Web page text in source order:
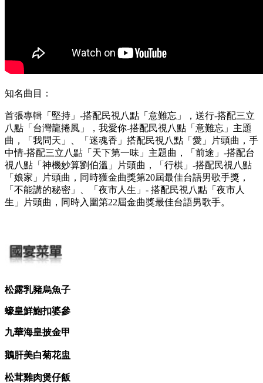
知名曲目：
首張專輯「堅持」-搭配民視八點「意難忘」，送行-搭配三立
八點「台灣龍捲風」，我愛你-搭配民視八點「意難忘」主題
曲，「我問天」、「迷魂香」搭配民視八點「愛」片頭曲，手
中情-搭配三立八點「天下第一味」主題曲，「前途」-搭配台
視八點「神機妙算劉伯溫」片頭曲，「行棋」-搭配民視八點
「娘家」片頭曲，同時獲金曲獎第20屆最佳台語男歌手獎，
「不能講的秘密」、「夜市人生」- 搭配民視八點「夜市人
生」片頭曲，同時入圍第22屆金曲獎最佳台語男歌手。
松露乳豬烏⿂子
蠔皇鮮鮑扣婆參
九華海皇披⾦甲
鵝肝美白菊花盅
松茸雞肉煲仔飯